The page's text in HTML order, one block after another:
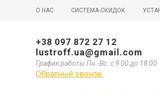
О НАС СИСТЕМА СКИДОК
+38 097 872 27 12
lustroff.ua@gmail.com
График работы Пн.-Вс. с 9:00 до 18:00
Обратный звонок